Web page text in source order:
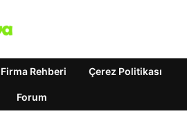
Firma Rehberi Çerez Politikası
Forum